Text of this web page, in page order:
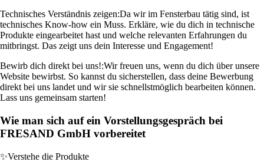
Technisches Verständnis zeigen:Da wir im Fensterbau tätig sind, ist
technisches Know-how ein Muss. Erkläre, wie du dich in technische
Produkte eingearbeitet hast und welche relevanten Erfahrungen du
mitbringst. Das zeigt uns dein Interesse und Engagement!
Bewirb dich direkt bei uns!:Wir freuen uns, wenn du dich über unsere
Website bewirbst. So kannst du sicherstellen, dass deine Bewerbung
direkt bei uns landet und wir sie schnellstmöglich bearbeiten können.
Lass uns gemeinsam starten!
Wie man sich auf ein Vorstellungsgespräch bei
FRESAND GmbH vorbereitet
✨Verstehe die Produkte